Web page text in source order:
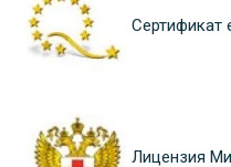
Сертификат
Лицензия